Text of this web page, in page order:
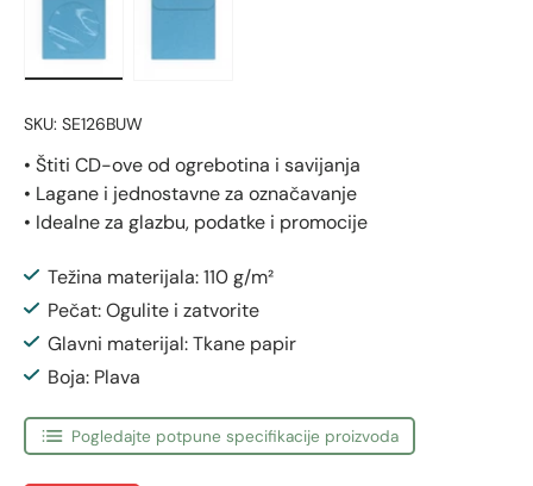
SKU: SE126BUW
• Štiti CD-ove od ogrebotina i savijanja
• Lagane i jednostavne za označavanje
• Idealne za glazbu, podatke i promocije
Težina materijala: 110 g/m²
Pečat: Ogulite i zatvorite
Glavni materijal: Tkane papir
Boja: Plava
Pogledajte potpune specifikacije proizvoda